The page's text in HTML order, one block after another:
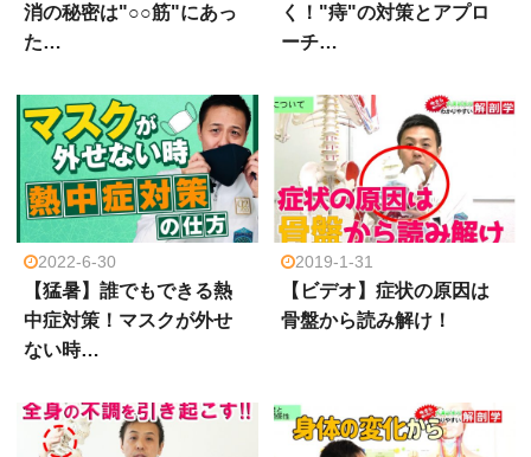
消の秘密は"○○筋"にあっ
た…
く！"痔"の対策とアプロ
ーチ…
2022-6-30
【猛暑】誰でもできる熱
中症対策！マスクが外せ
ない時…
2019-1-31
【ビデオ】症状の原因は
骨盤から読み解け！